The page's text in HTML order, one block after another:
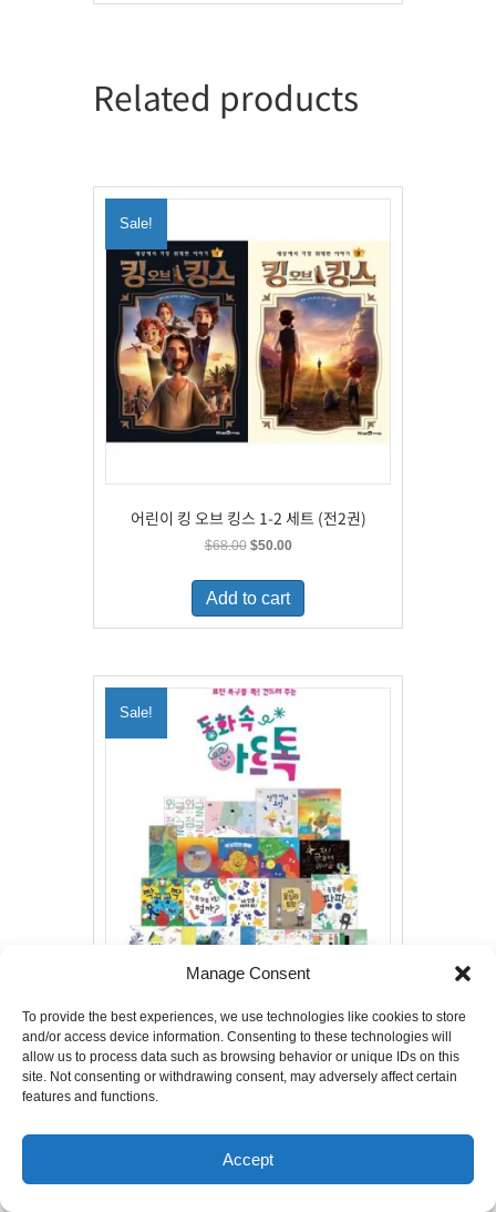
Manage Consent
To provide the best experiences, we use technologies like cookies to store
and/or access device information. Consenting to these technologies will
allow us to process data such as browsing behavior or unique IDs on this
site. Not consenting or withdrawing consent, may adversely affect certain
features and functions.
Accept
Related products
Sale!
어린이 킹 오브 킹스 1-2 세트 (전2권)
$68.00 Original
was:
$68.00.
$50.00Current
is:
$50.00.
Add to cart
Sale!
동화 속 아트톡
$320.00Original
price
was:
$250.00 Current
price
is:
Add to cart